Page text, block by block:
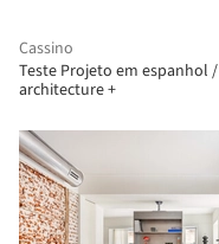
Cassino
Teste Projeto em espanhol /
architecture +